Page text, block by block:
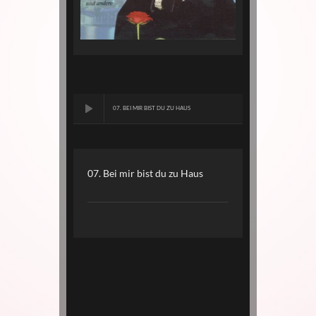
07. BEI MIR BIST DU ZU HAUS
07. Bei mir bist du zu Haus